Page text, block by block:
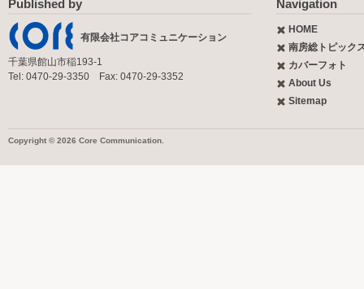
Published by
有限会社コアコミュニケーション
千葉県館山市稲193-1
Tel: 0470-29-3350 Fax: 0470-29-3352
Navigation
HOME
南房総トピック
カバーフォト
About Us
Sitemap
Copyright © 2026 Core Communication.